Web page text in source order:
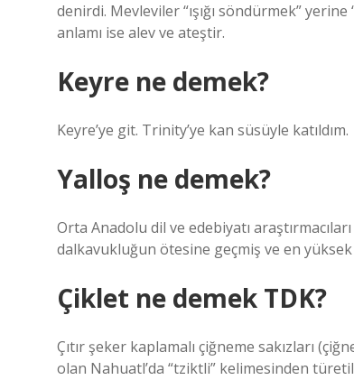
denirdi. Mevleviler “ışığı söndürmek”
anlamı ise alev ve ateştir.
Keyre ne demek?
Keyre’ye git. Trinity’ye kan süsüyle katıldım.
Yalloş ne demek?
Orta Anadolu dil ve edebiyatı
dalkavukluğun ötesine geçmiş ve en
Çiklet ne demek TDK?
Çıtır şeker kaplamalı çiğneme sakızları
olan Nahuatl’da “tziktli” kelimesinden